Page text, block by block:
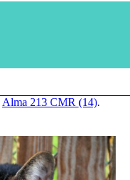
Alma 213 CMR (14).